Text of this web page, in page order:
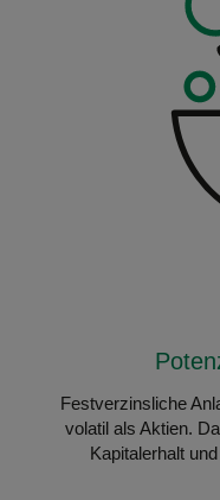
Festverzinsliche
volatil als Aktien.
Kapitalerhalt